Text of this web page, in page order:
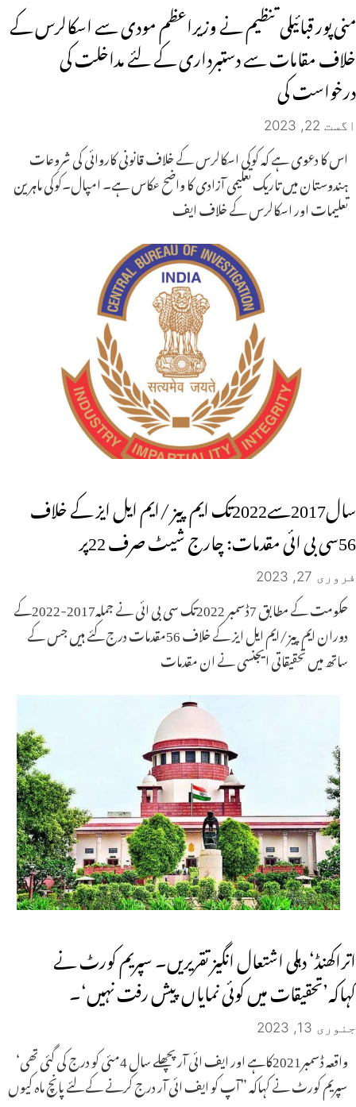
منی پور قبائیلی تنظیم نے وزیراعظم مودی سے اسکالرس کے
خلاف مقامات سے دستبرداری کے لئے مداخلت کی
درخواست کی
اگست 22, 2023
اس کا دعوی ہے کہ کوکی اسکالرس کے خلاف قانونی کاروائی کی شروعات
ہندوستان میں تاریک تعلیمی آزادی کا واضح عکاس ہے۔ امپال۔کوکی ماہرین
تعلیمات اور اسکالرس کے خلاف ایف
سال2017سے2022تک ایم پیز /ایم ایل ایز کے خلاف
56سی بی ائی مقدمات: چارج شیٹ صرف 22پر
فروری 27, 2023
حکومت کے مطابق 7ڈسمبر 2022تک سی بی ائی نے جملہ2017-2022کے
دوران ایم پیز/ایم ایل ایز کے خلاف 56مقدمات درج کئے ہیں جس کے
ساتھ میں تحقیقاتی ایجنسی نے ان مقدمات
اتراکھنڈ‘ دہلی اشتعال انگیز تقریریں۔ سپریم کورٹ نے
کہاکہ’تحقیقات میں کوئی نمایاں پیش رفت نہیں‘۔
جنوری 13, 2023
واقعہ ڈسمبر2021کاہے اور ایف ائی آر پچھلے سال 4مئی کو درج کی گئی تھی‘
سپریم کورٹ نے کہاکہ ”آپ کو ایف ائی آر درج کرنے کے لئے پانچ ماہ کیوں